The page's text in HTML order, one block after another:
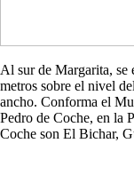
Al sur de Margarita, se
metros sobre el nivel
ancho. Conforma el
Pedro de Coche, en la
Coche son El Bichar,